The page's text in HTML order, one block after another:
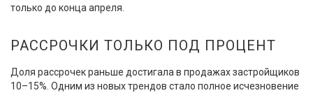
только до конца апреля.
РАССРОЧКИ ТОЛЬКО ПОД ПРОЦЕНТ
Доля рассрочек раньше достигала в продажах застройщиков
10–15%. Одним из новых трендов стало полное исчезновение